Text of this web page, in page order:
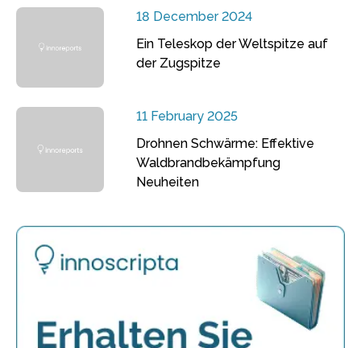
18 December 2024
Ein Teleskop der Weltspitze auf
der Zugspitze
11 February 2025
Drohnen Schwärme: Effektive
Waldbrandbekämpfung
Neuheiten